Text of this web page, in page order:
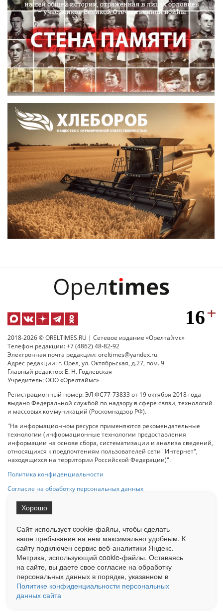
2018-2026 © ORELTIMES.RU | Сетевое издание «Орелтаймс»
Телефон редакции: +7 (4862) 48-82-92
Электронная почта редакции: oreltimes@yandex.ru
Адрес редакции: г. Орел, ул. Октябрьская, д.27, пом. 9
Главный редактор: Е. Н. Годлевская
Учредитель: ООО «Орелтаймс»
Регистрационный номер: ЭЛ ФС77-73833 от 19 октября 2018 года
выдано Федеральной службой по надзору в сфере связи, технологий
и массовых коммуникаций (Роскомнадзор РФ).
"На информационном ресурсе применяются рекомендательные
технологии (информационные технологии предоставления
информации на основе сбора, систематизации и анализа сведений,
относящихся к предпочтениям пользователей сети "Интернет",
находящихся на территории Российской Федерации)".
Политика конфиденциальности
Согласие на обработку персональных данных
на Сетевое издание «ОрелТаймс» обязательна.
Ограниченная статистика посещаемости доступна на сайте
Liveinternet.ru . Подробная статистика для рекламодателей по запросу
у менеджера.
Реклама Документы О нас Контакты
Сайт использует cookie-файлы, чтобы сделать
ваше пребывание на нем максимально удобным. К
cайту подключен сервис веб-аналитики Яндекс.
Метрика, использующий cookie-файлы. Оставаясь
на сайте, вы даете свое согласие на обработку
персональных данных в порядке, указанном в
Политике конфиденциальности персональных
данных сайта
Хорошо